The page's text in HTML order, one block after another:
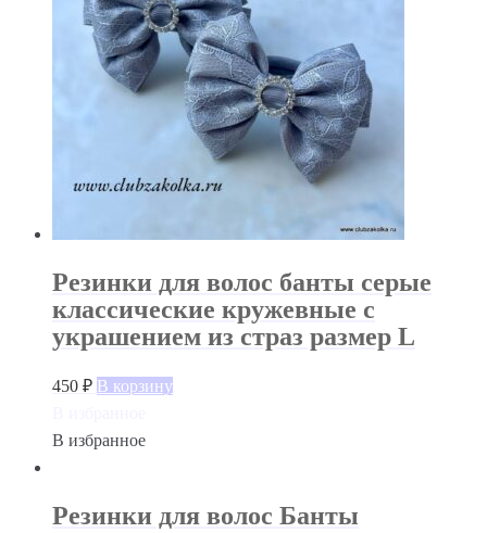
Резинки для волос банты серые
классические кружевные с
украшением из страз размер L
450 ₽ В корзину
В избранное
Резинки для волос Банты